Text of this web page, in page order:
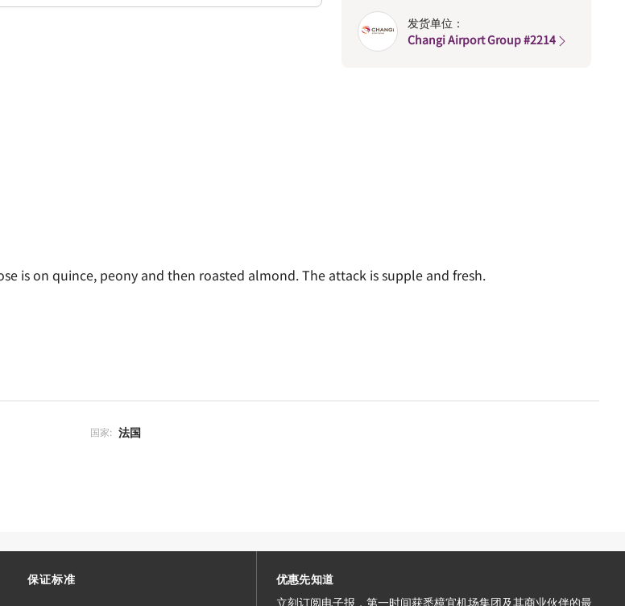
发货单位：
Changi Airport Group #2214
is on quince, peony and then roasted almond. The attack is supple and fresh.
国家: 法国
保证标准
优惠先知道
立刻订阅电子报，第一时间获悉樟宜机场集团及其商业伙伴的最